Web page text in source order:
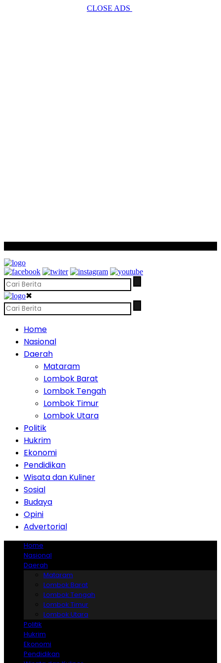
CLOSE ADS
✖
Home
Nasional
Daerah
Mataram
Lombok Barat
Lombok Tengah
Lombok Timur
Lombok Utara
Politik
Hukrim
Ekonomi
Pendidikan
Wisata dan Kuliner
Sosial
Budaya
Opini
Advertorial
Home
Nasional
Daerah
Mataram
Lombok Barat
Lombok Tengah
Lombok Timur
Lombok Utara
Politik
Hukrim
Ekonomi
Pendidikan